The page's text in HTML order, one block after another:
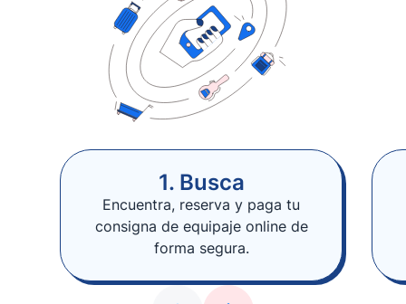
1. Busca
Encuentra, reserva y paga tu
consigna de equipaje online de
forma segura.